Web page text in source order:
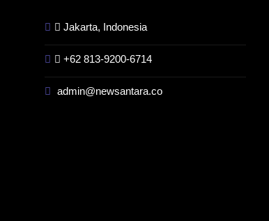
Jakarta, Indonesia
+62 813-9200-6714
admin@newsantara.co